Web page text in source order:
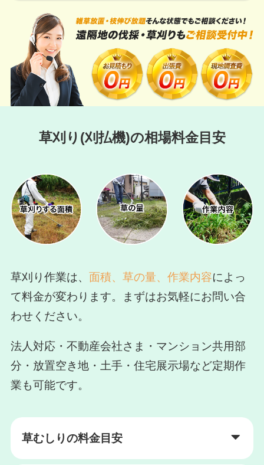
草刈り(刈払機)の相場料金目安
草刈り作業は、 面積、草の量、作業内容によっ
て料金が変わります。まずはお気軽にお問い合
わせください。
法人対応・不動産会社さま・マンション共用部
分・放置空き地・土手・住宅展示場など定期作
業も可能です。
草むしりの料金目安